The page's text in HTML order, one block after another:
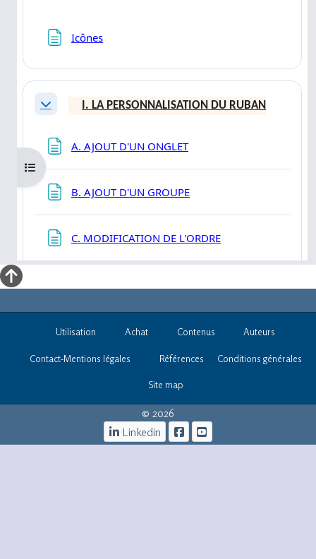
Utilisation Achat Contenus Auteurs
Contact-Mentions légales Références Conditions générales
Site map
© 2026
Linkedin